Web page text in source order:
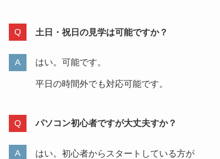
土日・祝日の見学は可能ですか？
はい。可能です。
平日の時間外でも対応可能です。
パソコン初心者ですが大丈夫すか？
はい。初心者からスタートしている方が